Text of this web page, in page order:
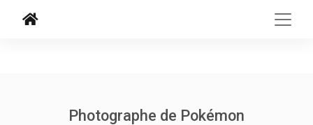
Photographe de Pokémon